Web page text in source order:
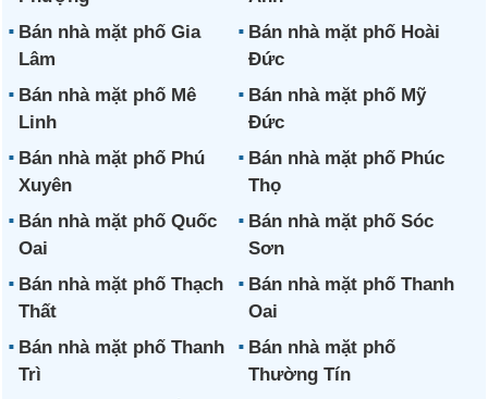
Bán nhà mặt phố Gia
Lâm
Bán nhà mặt phố Hoài
Đức
Bán nhà mặt phố Mê
Linh
Bán nhà mặt phố Mỹ
Đức
Bán nhà mặt phố Phú
Xuyên
Bán nhà mặt phố Phúc
Thọ
Bán nhà mặt phố Quốc
Oai
Bán nhà mặt phố Sóc
Sơn
Bán nhà mặt phố Thạch
Thất
Bán nhà mặt phố Thanh
Oai
Bán nhà mặt phố Thanh
Trì
Bán nhà mặt phố
Thường Tín